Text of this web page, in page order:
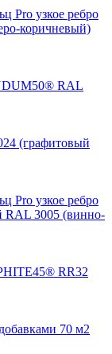
Pro узкое ребро
коричневый)
RAL
(графитовый
Pro узкое ребро
RAL 3005 (винно-
RR32
70 м2